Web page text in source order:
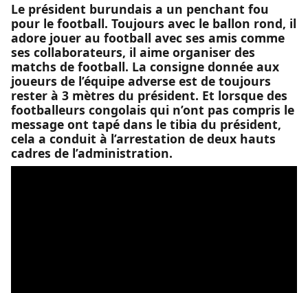
Le président burundais a un penchant fou
pour le football. Toujours avec le ballon rond, il
adore jouer au football avec ses amis comme
ses collaborateurs, il aime organiser des
matchs de football. La consigne donnée aux
joueurs de l’équipe adverse est de toujours
rester à 3 mètres du président. Et lorsque des
footballeurs congolais qui n’ont pas compris le
message ont tapé dans le tibia du président,
cela a conduit à l’arrestation de deux hauts
cadres de l’administration.